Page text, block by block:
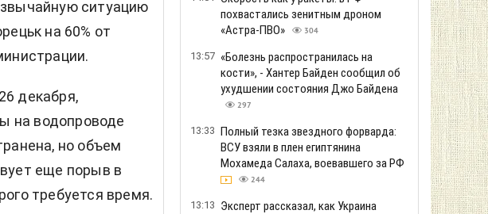
ситуацию
на 60% от
декабря,
на водопроводе
но объем
еще порыв в
требуется время.
похвастались зенитным дроном
«Астра-ПВО»
304
13:57 «Болезнь распространилась на
кости», - Хантер Байден сообщил об
ухудшении состояния Джо Байдена
297
13:33 Полный тезка звездного форварда:
ВСУ взяли в плен египтянина
Мохамеда Салаха, воевавшего за РФ
244
13:13 Эксперт рассказал, как Украина